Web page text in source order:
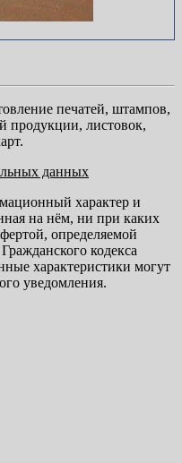
печатей, штампов,
продукции, листовок,
данных
характер и
на нём, ни при каких
определяемой
кодекса
характеристики могут
уведомления.